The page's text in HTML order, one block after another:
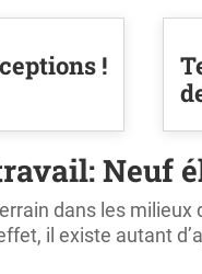
!
Neuf
dans les
il existe autant